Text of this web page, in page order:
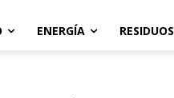
ENERGÍA RESIDUOS